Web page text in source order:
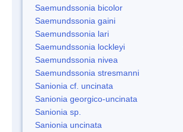
Saemundssonia bicolor
Saemundssonia gaini
Saemundssonia lari
Saemundssonia lockleyi
Saemundssonia nivea
Saemundssonia stresmanni
Sanionia cf. uncinata
Sanionia georgico-uncinata
Sanionia sp.
Sanionia uncinata